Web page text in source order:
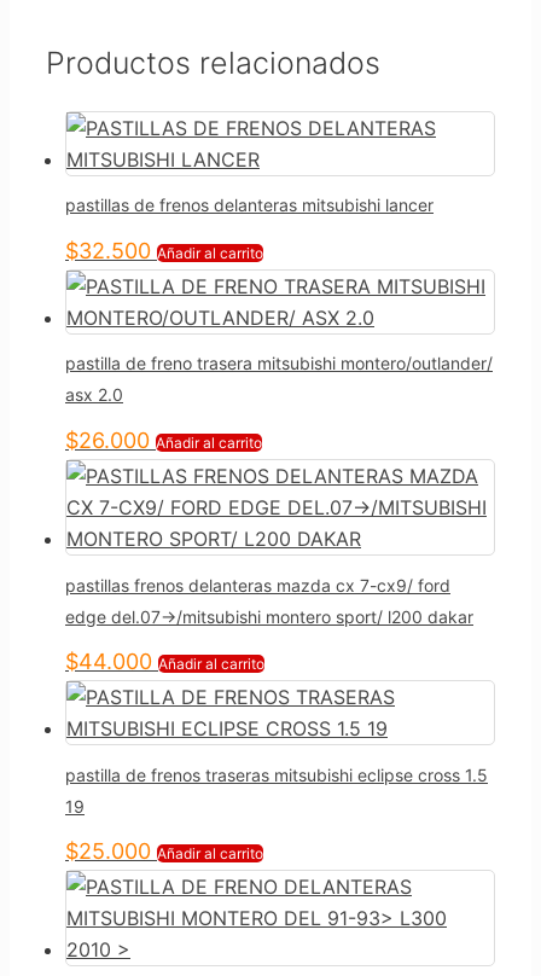
Productos relacionados
pastillas de frenos delanteras mitsubishi lancer
$32.500 Añadir al carrito
pastilla de freno trasera mitsubishi montero/outlander/
asx 2.0
$26.000 Añadir al carrito
pastillas frenos delanteras mazda cx 7-cx9/ ford
edge del.07->/mitsubishi montero sport/ l200 dakar
$44.000 Añadir al carrito
pastilla de frenos traseras mitsubishi eclipse cross 1.5
19
$25.000 Añadir al carrito